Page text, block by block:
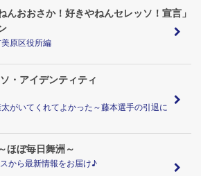
んおおさか！好きやねんセレッソ！宣言」
美原区役所編
・アイデンティティ
がいてくれてよかった～藤本選手の引退に
ほぼ毎日舞洲～
から最新情報をお届け♪